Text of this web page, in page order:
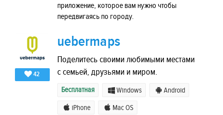
приложение, которое вам нужно чтобы
передвигаясь по городу.
42
uebermaps
Поделитесь своими любимыми местами
с семьей, друзьями и миром.
Бесплатная Windows Android
iPhone Mac OS